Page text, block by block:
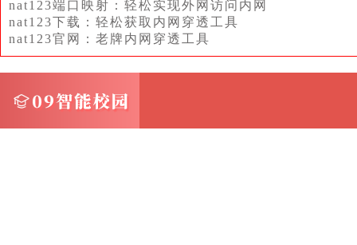
四、创建并配置虚拟机 1.打开VMware
Pro图标，启动软件
2.创建新的虚拟机：在VMware Workstation
nat123端口映射：轻松实现外网访问内网
nat123下载：轻松获取内网穿透工具
nat123官网：老牌内网穿透工具